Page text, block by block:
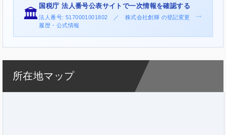
🏛️
国税庁 法人番号公表サイトで一次情報を確認する
法人番号: 5170001001802 ／ 株式会社創輝 の登記変更
履歴・公式情報
→
所在地マップ